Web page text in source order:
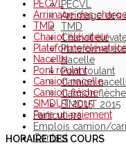
PECVL
Arrimage des
TMD
Chariot
Plateforme
Nacelle
Pont roulant
Camion
Camion flèche
SIMDUT 2015
Particuliers
Emplois camion/
Contact
PECVL
Arrimage des
TMD
Chariot élévateur
Plateforme
Nacelle
Pont roulant
Camion nacelle
Camion flèche
SIMDUT 2015
Faire un paiement
HORAIRE DES COURS